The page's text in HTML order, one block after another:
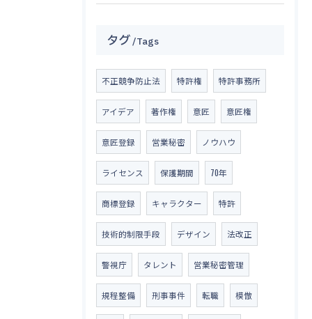
タグ Tags
不正競争防止法 特許権 特許事務所
アイデア 著作権 意匠 意匠権
意匠登録 営業秘密 ノウハウ
ライセンス 保護期間 70年
商標登録 キャラクター 特許
技術的制限手段 デザイン 法改正
警視庁 タレント 営業秘密管理
規程整備 刑事事件 転職 模倣